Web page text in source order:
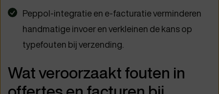
Peppol-integratie en e-facturatie verminderen
handmatige invoer en verkleinen de kans op
typefouten bij verzending.
Wat veroorzaakt fouten in